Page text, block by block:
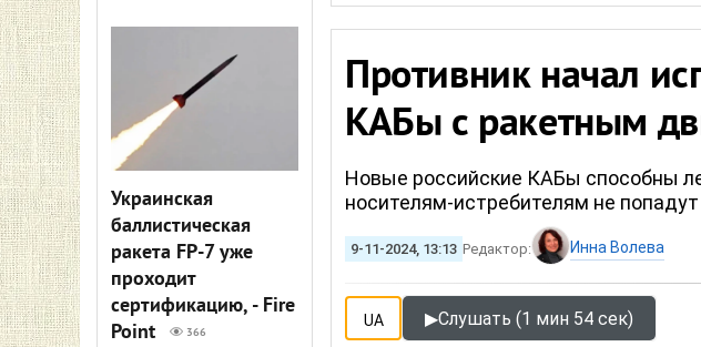
Украинская
баллистическая
ракета FP-7 уже
проходит
сертификацию, - Fire
Point
366
Противник начал
КАБы с ракетным
Новые российские КАБы способны
носителям-истребителям не
9-11-2024, 13:13 Редактор: Инна Волева
UA ▶Слушать (1 мин 54 сек)